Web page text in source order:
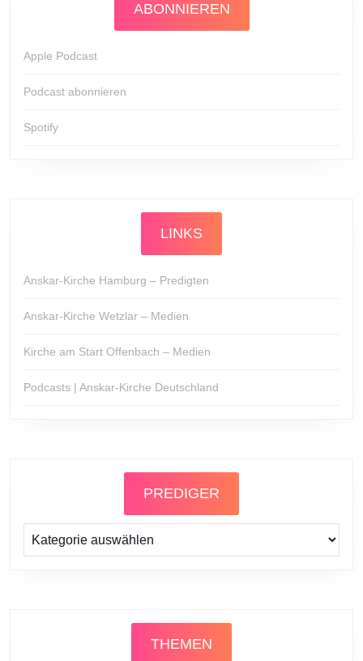
ABONNIEREN
Apple Podcast
Podcast abonnieren
Spotify
LINKS
Anskar-Kirche Hamburg – Predigten
Anskar-Kirche Wetzlar – Medien
Kirche am Start Offenbach – Medien
Podcasts | Anskar-Kirche Deutschland
PREDIGER
Prediger
THEMEN